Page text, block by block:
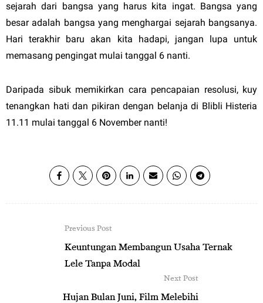
sejarah dari bangsa yang harus kita ingat. Bangsa yang
besar adalah bangsa yang menghargai sejarah bangsanya.
Hari terakhir baru akan kita hadapi, jangan lupa untuk
memasang pengingat mulai tanggal 6 nanti.
Daripada sibuk memikirkan cara pencapaian resolusi, kuy
tenangkan hati dan pikiran dengan belanja di Blibli Histeria
11.11 mulai tanggal 6 November nanti!
Previous Post
Keuntungan Membangun Usaha Ternak
Lele Tanpa Modal
Next Post
Hujan Bulan Juni, Film Melebihi